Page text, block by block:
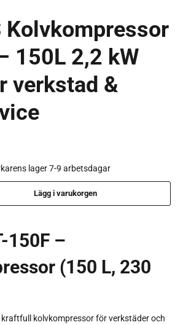
Kolvkompressor
150L 2,2 kW
verkstad &
lager 7-9 arbetsdagar
Lägg i varukorgen
150F –
(150 L, 230
kraftfull kolvkompressor för verkstäder och